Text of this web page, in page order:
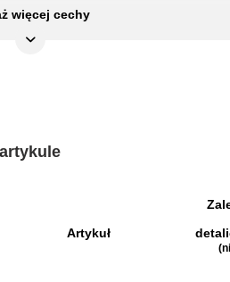
4"więcej cechy
Artykuł